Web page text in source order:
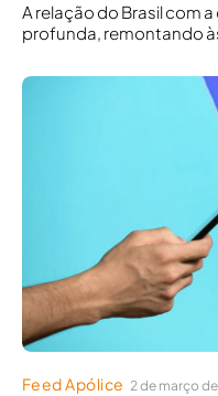
A relação do Brasil com
profunda, remontando
Feed Apólice 2 de março